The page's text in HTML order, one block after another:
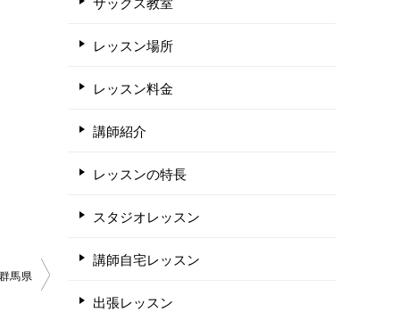
馬県
レッスン場所
レッスン料金
講師紹介
レッスンの特長
スタジオレッスン
講師自宅レッスン
出張レッスン